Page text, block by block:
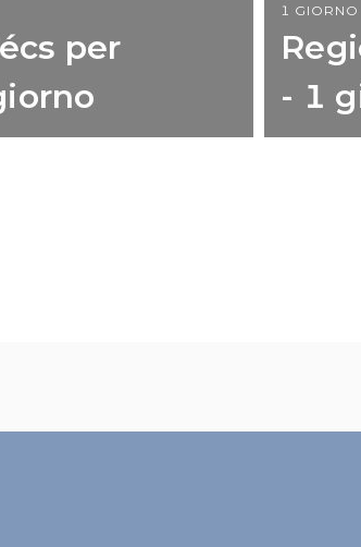
per
1 GIORNO
- 1